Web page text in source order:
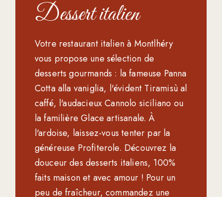
Dessert italien
Votre restaurant italien à Montlhéry
vous propose une sélection de
desserts gourmands : la fameuse Panna
Cotta alla vaniglia, l'évident Tiramisù al
caffé, l'audacieux Cannolo siciliano ou
la familière Glace artisanale. À
l'ardoise, laissez-vous tenter par la
généreuse Profiterole. Découvrez la
douceur des desserts italiens, 100%
faits maison et avec amour ! Pour un
peu de fraîcheur, commandez une